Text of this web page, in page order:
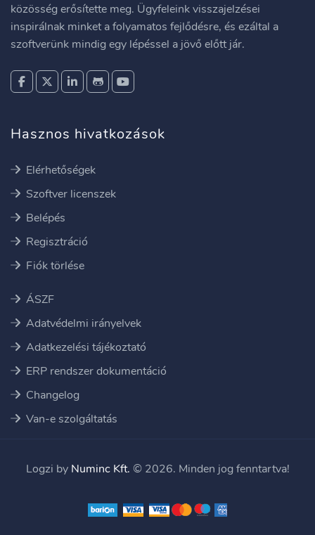
közösség erősítette meg. Ügyfeleink visszajelzései
inspirálnak minket a folyamatos fejlődésre, és ezáltal a
szoftverünk mindig egy lépéssel a jövő előtt jár.
Hasznos hivatkozások
Elérhetőségek
Szoftver licenszek
Belépés
Regisztráció
Fiók törlése
ÁSZF
Adatvédelmi irányelvek
Adatkezelési tájékoztató
ERP rendszer dokumentáció
Changelog
Van-e szolgáltatás
Logzi by Numinc Kft. © 2026. Minden jog fenntartva!